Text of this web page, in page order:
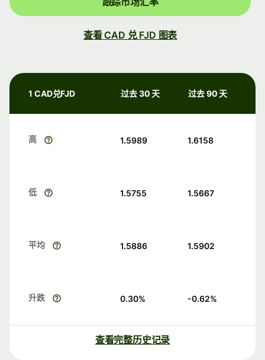
查看 CAD 兑 FJD 图表
1 CAD兑FJD 过去 30 天 过去 90 天
高 1.5989 1.6158
低 1.5755 1.5667
平均 1.5886 1.5902
升跌 0.30% -0.62%
查看完整历史记录